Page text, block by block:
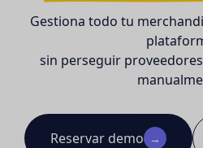
Gestiona todo tu
sin perseguir
Reservar demo →